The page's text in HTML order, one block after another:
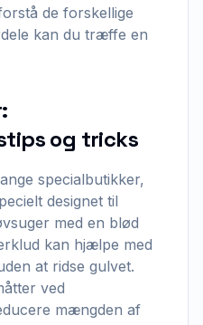
de forskellige
kan du træffe en
og tricks
specialbutikker,
designet til
med en blød
kan hjælpe med
at ridse gulvet.
ved
mængden af